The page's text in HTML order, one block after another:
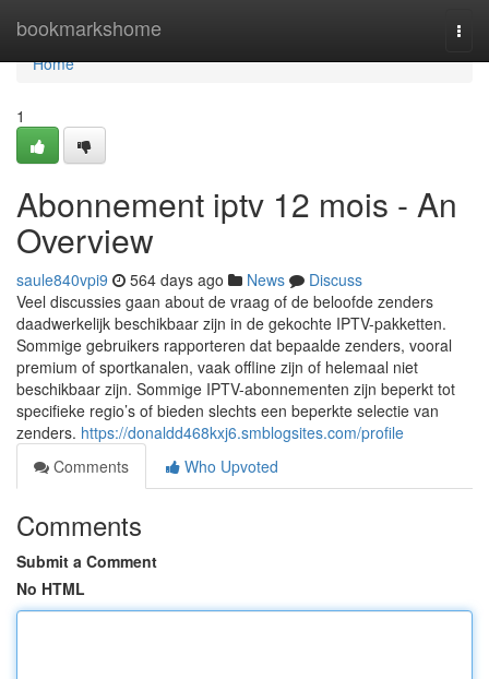
bookmarkshome
Home
Home
1
Abonnement iptv 12 mois - An
Overview
saule840vpi9 564 days ago News
Discuss
Veel discussies gaan about de vraag of de beloofde zenders
daadwerkelijk beschikbaar zijn in de gekochte IPTV-pakketten.
Sommige gebruikers rapporteren dat bepaalde zenders, vooral
premium of sportkanalen, vaak offline zijn of helemaal niet
beschikbaar zijn. Sommige IPTV-abonnementen zijn beperkt tot
specifieke regio’s of bieden slechts een beperkte selectie van
zenders. https://donaldd468kxj6.smblogsites.com/profile
Comments
Who Upvoted
Comments
Submit a Comment
No HTML